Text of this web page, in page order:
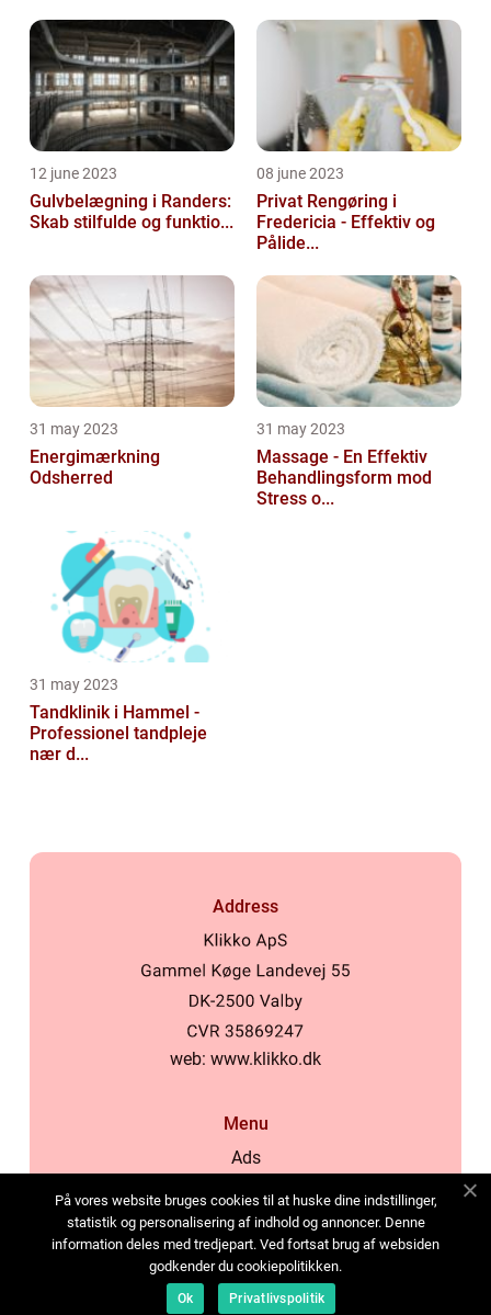
12 june 2023
Gulvbelægning i Randers:
Skab stilfulde og funktio...
08 june 2023
Privat Rengøring i
Fredericia - Effektiv og
Pålide...
31 may 2023
Energimærkning
Odsherred
31 may 2023
Massage - En Effektiv
Behandlingsform mod
Stress o...
31 may 2023
Tandklinik i Hammel -
Professionel tandpleje
nær d...
Address
web: www.klikko.dk
Menu
Ads
Cookies
Contact
Sitemap
På vores website bruges cookies til at huske dine indstillinger,
statistik og personalisering af indhold og annoncer. Denne
information deles med tredjepart. Ved fortsat brug af websiden
godkender du cookiepolitikken.
Ok Privatlivspolitik